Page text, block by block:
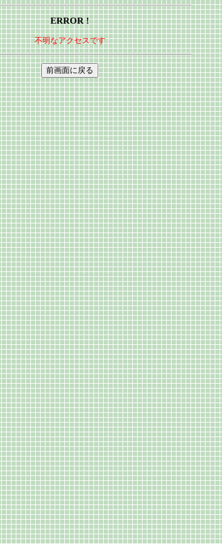
ERROR !
不明なアクセスです